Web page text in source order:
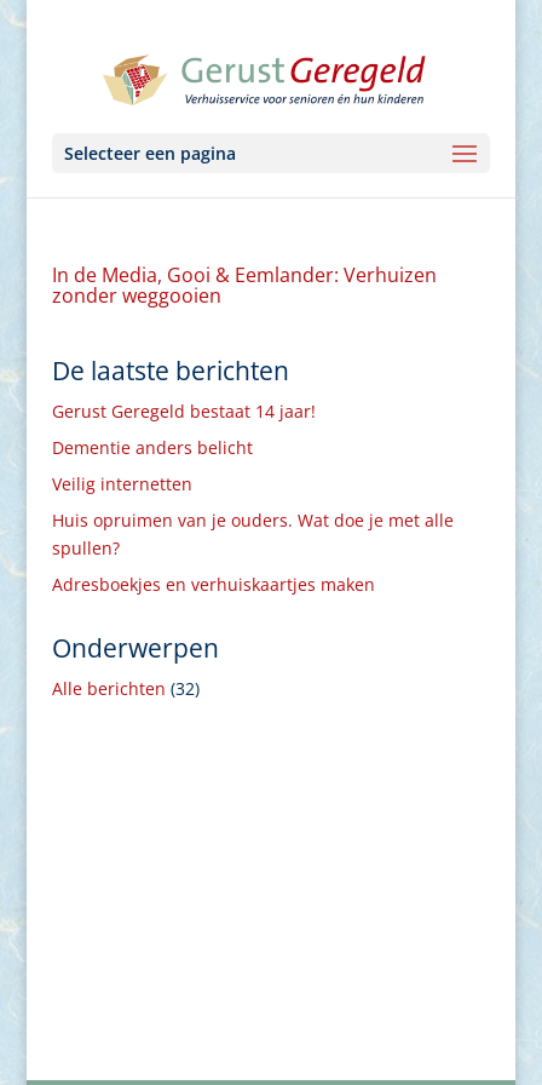
Selecteer een pagina
In de Media, Gooi & Eemlander: Verhuizen
zonder weggooien
De laatste berichten
Gerust Geregeld bestaat 14 jaar!
Dementie anders belicht
Veilig internetten
Huis opruimen van je ouders. Wat doe je met alle
spullen?
Adresboekjes en verhuiskaartjes maken
Onderwerpen
Alle berichten (32)